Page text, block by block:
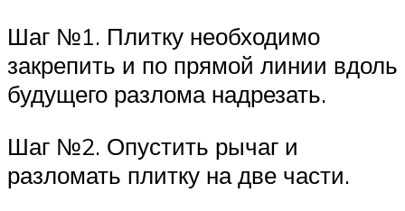
Шаг №1. Плитку необходимо
закрепить и по прямой линии вдоль
будущего разлома надрезать.
Шаг №2. Опустить рычаг и
разломать плитку на две части.